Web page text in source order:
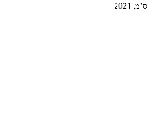
ס"מ, 2021